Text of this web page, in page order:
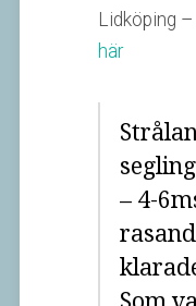
Lidköping –
här
– 4-